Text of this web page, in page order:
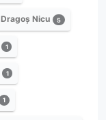
Dragoș Nicu 5
1
1
1